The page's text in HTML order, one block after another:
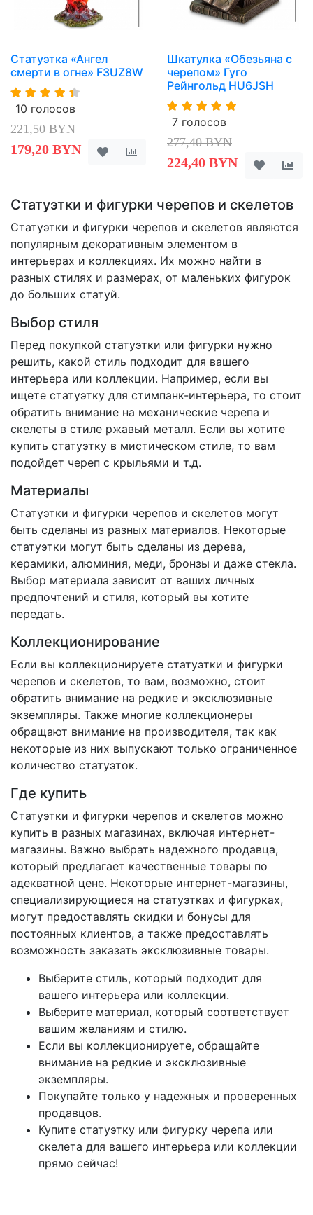
Статуэтка «Ангел
смерти в огне» F3UZ8W
10 голосов
221,50 BYN
179,20 BYN
Шкатулка «Обезьяна с
черепом» Гуго
Рейнгольд HU6JSH
7 голосов
277,40 BYN
224,40 BYN
Статуэтки и фигурки черепов и скелетов
Статуэтки и фигурки черепов и скелетов являются
популярным декоративным элементом в
интерьерах и коллекциях. Их можно найти в
разных стилях и размерах, от маленьких фигурок
до больших статуй.
Выбор стиля
Перед покупкой статуэтки или фигурки нужно
решить, какой стиль подходит для вашего
интерьера или коллекции. Например, если вы
ищете статуэтку для стимпанк-интерьера, то стоит
обратить внимание на механические черепа и
скелеты в стиле ржавый металл. Если вы хотите
купить статуэтку в мистическом стиле, то вам
подойдет череп с крыльями и т.д.
Материалы
Статуэтки и фигурки черепов и скелетов могут
быть сделаны из разных материалов. Некоторые
статуэтки могут быть сделаны из дерева,
керамики, алюминия, меди, бронзы и даже стекла.
Выбор материала зависит от ваших личных
предпочтений и стиля, который вы хотите
передать.
Коллекционирование
Если вы коллекционируете статуэтки и фигурки
черепов и скелетов, то вам, возможно, стоит
обратить внимание на редкие и эксклюзивные
экземпляры. Также многие коллекционеры
обращают внимание на производителя, так как
некоторые из них выпускают только ограниченное
количество статуэток.
Где купить
Статуэтки и фигурки черепов и скелетов можно
купить в разных магазинах, включая интернет-
магазины. Важно выбрать надежного продавца,
который предлагает качественные товары по
адекватной цене. Некоторые интернет-магазины,
специализирующиеся на статуэтках и фигурках,
могут предоставлять скидки и бонусы для
постоянных клиентов, а также предоставлять
возможность заказать эксклюзивные товары.
Выберите стиль, который подходит для
вашего интерьера или коллекции.
Выберите материал, который соответствует
вашим желаниям и стилю.
Если вы коллекционируете, обращайте
внимание на редкие и эксклюзивные
экземпляры.
Покупайте только у надежных и проверенных
продавцов.
Купите статуэтку или фигурку черепа или
скелета для вашего интерьера или коллекции
прямо сейчас!